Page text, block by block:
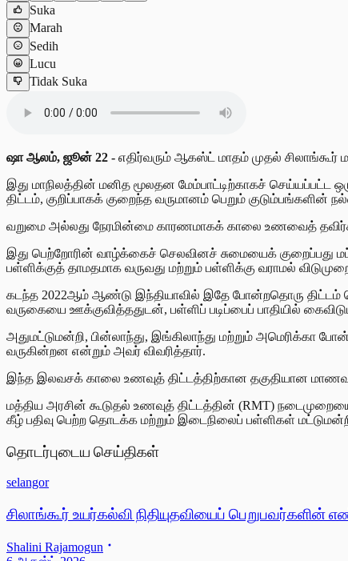
Suka
Marah
Sedih
Lucu
Tidak Suka
ஷா ஆலம், ஜூன் 22 - எதிர்வரும் ஆகஸ்ட் மாதம் முதல்
இது மாநிலத்தின் மனித மூலதன மேம்பாட்டிற்காகச் செய்யப்பட்ட
திட்டம், குறிப்பாகக் குறைந்த வருமானம் பெறும் குடும்பங்களின்
வறுமை அல்லது நேரமின்மை காரணமாகக் காலை உணவைத்
இது பெற்றோரின் வாழ்க்கைச் செலவினச் சுமையைக் குறைப்பது
பள்ளிக்குத் தாமதமாக வருவது மற்றும் பள்ளிக்கு வராமல்
கடந்த 2022ஆம் ஆண்டு இந்தியாவில் இதே போன்றதொரு திட்டம்
வருகையை ஊக்குவித்ததுடன், பள்ளிப் படிப்பைப் பாதியில்
அதுமட்டுமன்றி, பின்லாந்து, இங்கிலாந்து மற்றும் அமெரிக்கா
வருகின்றன என்றும் அவர் விவரித்தார்.
இந்த இலவசக் காலை உணவுத் திட்டத்திற்கான தகுதியான
மத்திய அரசின் கூடுதல் உணவுத் திட்டத்தின் (RMT)
கீழ் பதிவு பெற்ற தொடக்க மற்றும் இடைநிலைப் பள்ளிகள்
தொடர்புடைய செய்திகள்
selangor
சிலாங்கூர் உயர்கல்வி நிதியுதவியைப்
Shalini Rajamogun